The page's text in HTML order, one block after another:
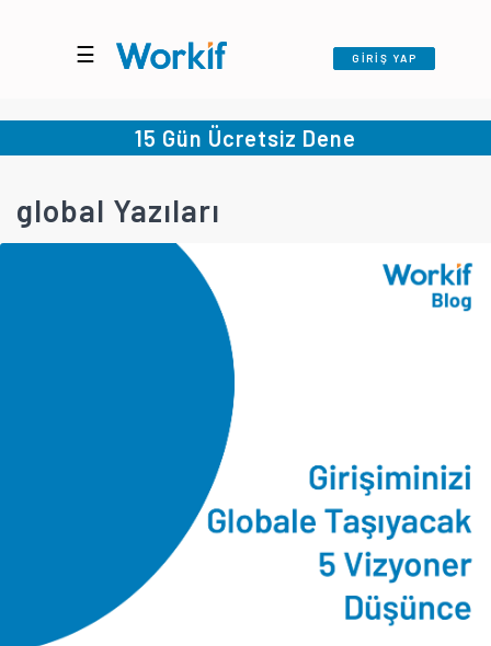
☰ GİRİŞ YAP
15 Gün Ücretsiz Dene
global Yazıları